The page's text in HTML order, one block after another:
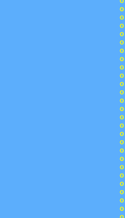
o
o
o
o
o
o
o
o
o
o
o
o
o
o
o
o
o
o
o
o
o
o
o
o
o